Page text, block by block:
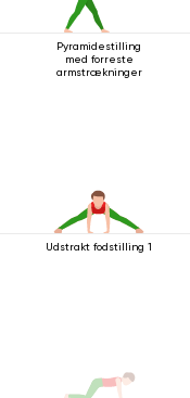
Pyramidestilling
med forreste
armstrækninger
Udstrakt fodstilling 1